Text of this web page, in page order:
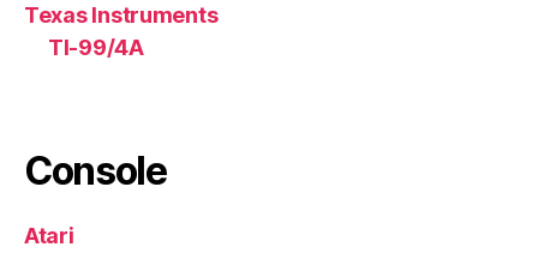
Texas Instruments
TI-99/4A
Console
Atari